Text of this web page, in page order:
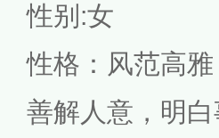
性别:女
性格：风范高
善解人意，明白